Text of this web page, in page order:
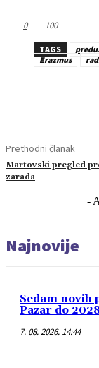
0 100
TAGS
Erazmus
Prethodni članak
Martovski pregled
zarada
-
Najnovije
Sedam novih
Pazar do
7. 08. 2026. 14:44